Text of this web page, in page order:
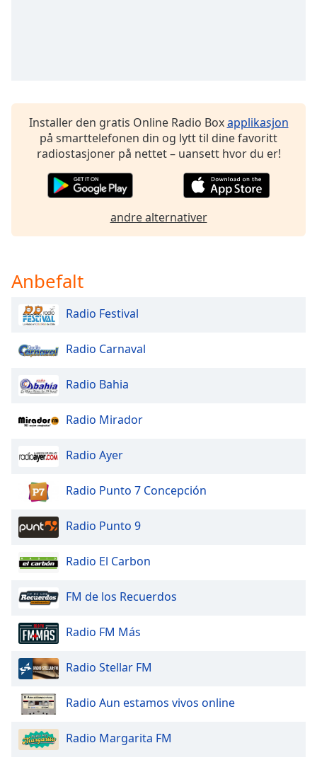
window.
Opacity
Text
Background
Color
Opacity
Caption
Background
Font
Size
Edge
Style
Font
Family
Reset
Close
Modal
Installer den gratis Online Radio Boxapplikasjon
på smarttelefonen din og lytt til dine favoritt
radiostasjoner på nettet – uansett hvor du er!
andre alternativer
Anbefalt
Radio Festival
Radio Carnaval
Radio Bahia
Radio Mirador
Radio Ayer
Radio Punto 7 Concepción
Radio Punto 9
Radio El Carbon
FM de los Recuerdos
Radio FM Más
Radio Stellar FM
Radio Aun estamos vivos online
Radio Margarita FM